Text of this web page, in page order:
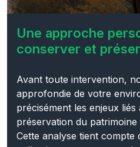
Une approche
conserver et
approfondie de votre
précisément les enjeux
préservation du
Cette analyse tient compte
collections ou supports,